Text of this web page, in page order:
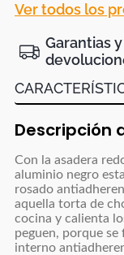
Ver todos los
Garantias y
Descripción
Con la asadera
aluminio negro
rosado
aquella torta de
cocina y calienta
peguen, porque
interno